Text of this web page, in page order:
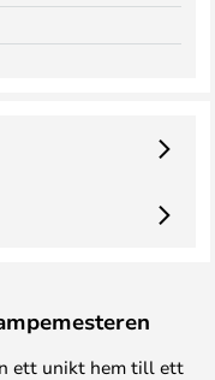
ett unikt hem till ett